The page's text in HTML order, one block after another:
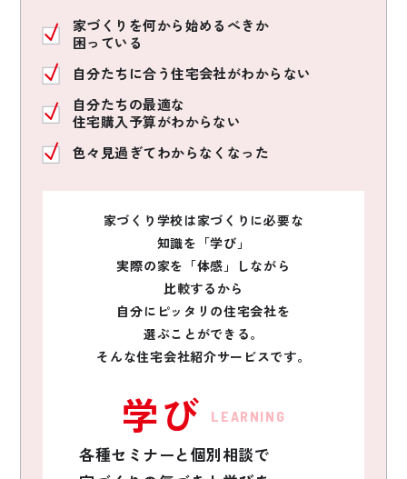
家づくりを何から始めるべきか
困っている
自分たちに合う住宅会社がわからない
自分たちの最適な
住宅購入予算がわからない
色々見過ぎてわからなくなった
家づくり学校は家づくりに必要な
知識を「学び」
実際の家を「体感」しながら
比較するから
自分にピッタリの住宅会社を
選ぶことができる。
そんな住宅会社紹介サービスです。
LEARNING
学び
各種セミナーと個別相談で